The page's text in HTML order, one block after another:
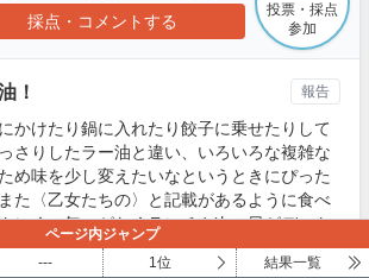
採点・コメントする
！
かけたり鍋に入れたり餃子に乗せたりして
さりしたラー油と違い、いろいろな複雑な
め味を少し変えたいなというときにぴった
た〈乙女たちの〉と記載があるように食べ
にくの匂いがなくランチや次の日がデート
ます。私の家ではなくてはならない大人気
報告
投票・採点
参加
ページ内ジャンプ
--- 1位 結果一覧